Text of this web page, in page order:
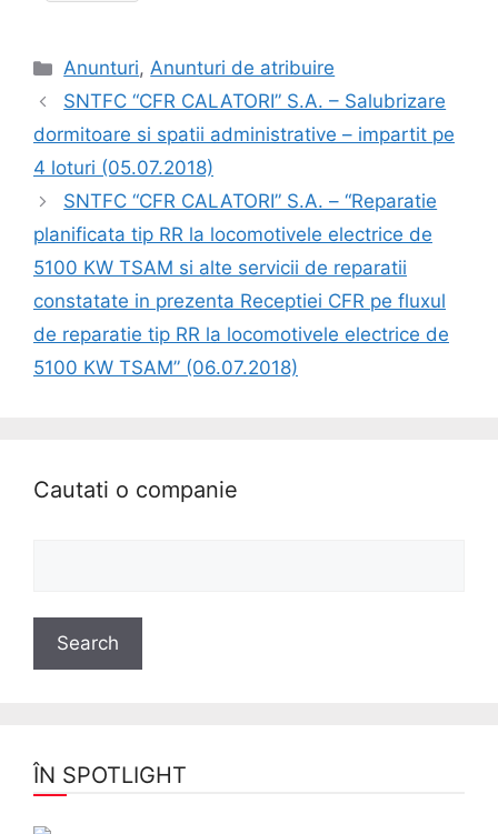
Anunturi,Anunturi de atribuire
SNTFC “CFR CALATORI” S.A. – Salubrizare
dormitoare si spatii administrative – impartit pe
4 loturi (05.07.2018)
SNTFC “CFR CALATORI” S.A. – “Reparatie
planificata tip RR la locomotivele electrice de
5100 KW TSAM si alte servicii de reparatii
constatate in prezenta Receptiei CFR pe fluxul
de reparatie tip RR la locomotivele electrice de
5100 KW TSAM” (06.07.2018)
Cautati o companie
ÎN SPOTLIGHT